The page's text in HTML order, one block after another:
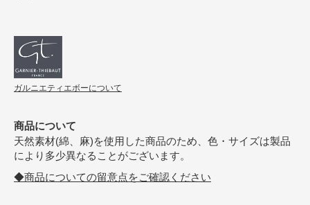
ガルニエティエボーについて
商品について
天然素材(綿、麻)を使用した商品のため、色・サイズは製品
により多少異なることがございます。
◆商品についての留意点をご確認ください